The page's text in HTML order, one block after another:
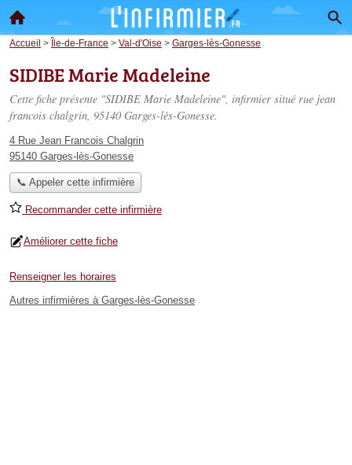
Accueil > Île-de-France > Val-d'Oise > Garges-lès-Gonesse
SIDIBE Marie Madeleine
Cette fiche présente "SIDIBE Marie Madeleine", infirmier situé rue jean
francois chalgrin, 95140 Garges-lès-Gonesse.
4 Rue Jean Francois Chalgrin
95140 Garges-lès-Gonesse
📞 Appeler cette infirmière
Recommander cette infirmière
Améliorer cette fiche
Renseigner les horaires
Autres infirmières à Garges-lès-Gonesse